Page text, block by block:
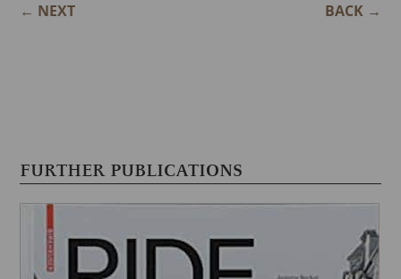
← NEXT BACK→
FURTHER PUBLICATIONS